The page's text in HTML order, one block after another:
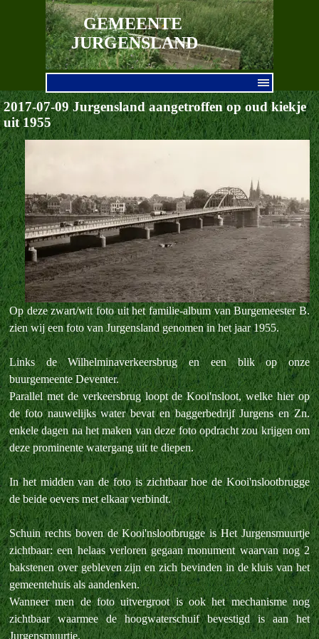
Ga naar de inhoud
GEMEENTE
JURGENSLAND
2017-07-09 Jurgensland aangetroffen op oud kiekje
uit 1955
Op deze zwart/wit foto uit het familie-album van Burgemeester B.
zien wij een foto van Jurgensland genomen in het jaar 1955.
Links de Wilhelminaverkeersbrug en een blik op onze
buurgemeente Deventer.
Parallel met de verkeersbrug loopt de Kooi'nsloot, welke hier op
de foto nauwelijks water bevat en baggerbedrijf Jurgens en Zn.
enkele dagen na het maken van deze foto opdracht zou krijgen om
deze prominente watergang uit te diepen.
In het midden van de foto is zichtbaar hoe de Kooi'nslootbrugge
de beide oevers met elkaar verbindt.
Schuin rechts boven de Kooi'nslootbrugge is Het Jurgensmuurtje
zichtbaar: een helaas verloren gegaan monument waarvan nog 2
bakstenen over gebleven zijn en zich bevinden in de kluis van het
gemeentehuis als aandenken.
Wanneer men de foto uitvergroot is ook het mechanisme nog
zichtbaar waarmee de hoogwaterschuif bevestigd is aan het
Jurgensmuurtje.